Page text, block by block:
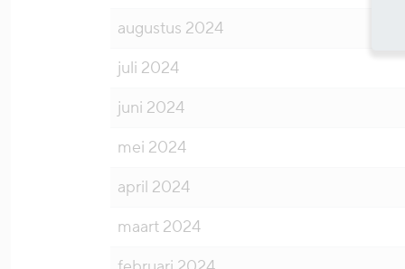
augustus 2024
juli 2024
juni 2024
mei 2024
april 2024
maart 2024